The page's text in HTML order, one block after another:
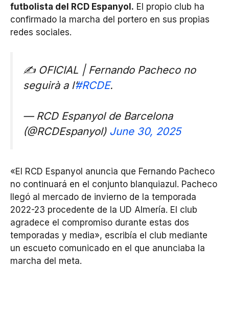
futbolista del RCD Espanyol. El propio club ha
confirmado la marcha del portero en sus propias
redes sociales.
✍️ OFICIAL | Fernando Pacheco no
seguirà a l’#RCDE.
— RCD Espanyol de Barcelona
(@RCDEspanyol) June 30, 2025
«El RCD Espanyol anuncia que Fernando Pacheco
no continuará en el conjunto blanquiazul. Pacheco
llegó al mercado de invierno de la temporada
2022-23 procedente de la UD Almería. El club
agradece el compromiso durante estas dos
temporadas y media», escribía el club mediante
un escueto comunicado en el que anunciaba la
marcha del meta.